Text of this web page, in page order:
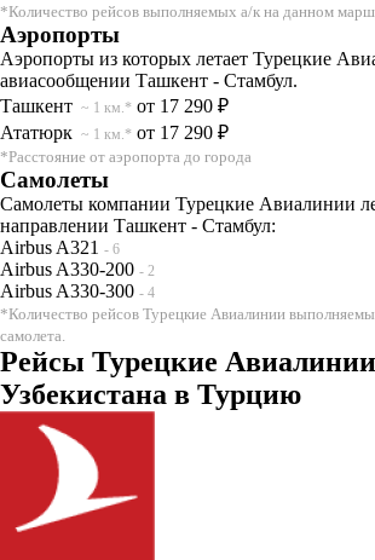
*Количество рейсов выполняемых а/к на данном
Аэропорты
Аэропорты из которых летает Турецкие
авиасообщении Ташкент - Стамбул.
Ташкент ~ 1 км.* от 17 290 ₽
Ататюрк ~ 1 км.* от 17 290 ₽
*Расстояние от аэропорта до города
Самолеты
Самолеты компании Турецкие Авиалинии
направлении Ташкент - Стамбул:
Airbus A321 - 6
Airbus A330-200 - 2
Airbus A330-300 - 4
*Количество рейсов Турецкие Авиалинии
самолета.
Рейсы Турецкие
Узбекистана в Турцию